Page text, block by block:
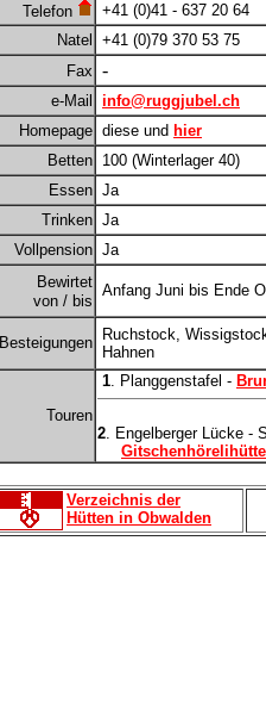
Telefon
+41 (0)41 - 637 20 64
Natel
+41 (0)79 370 53 75
Fax -
e-Mail
info@ruggjubel.ch
Homepage diese und hier
Betten 100 (Winterlager 40)
Essen Ja
Trinken Ja
Vollpension Ja
Bewirtet
von / bis
Anfang Juni bis Ende
Besteigungen
Ruchstock,
Hahnen
Touren
1. Planggenstafel -
2. Engelberger Lücke -
Gitschenhörelihütte
Verzeichnis der
Hütten in Obwalden